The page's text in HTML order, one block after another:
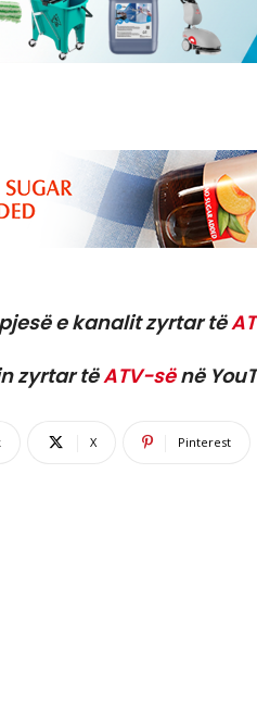
e kanalit zyrtar të
zyrtar tëATV-sënë
X Pinterest